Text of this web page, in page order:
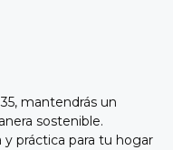
mantendrás un
sostenible.
y práctica para tu hogar